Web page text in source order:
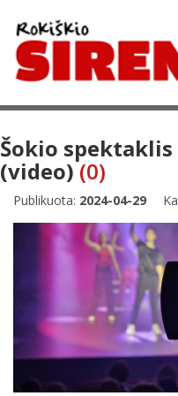
Šokio spektaklis
(video) (0)
Publikuota: 2024-04-29